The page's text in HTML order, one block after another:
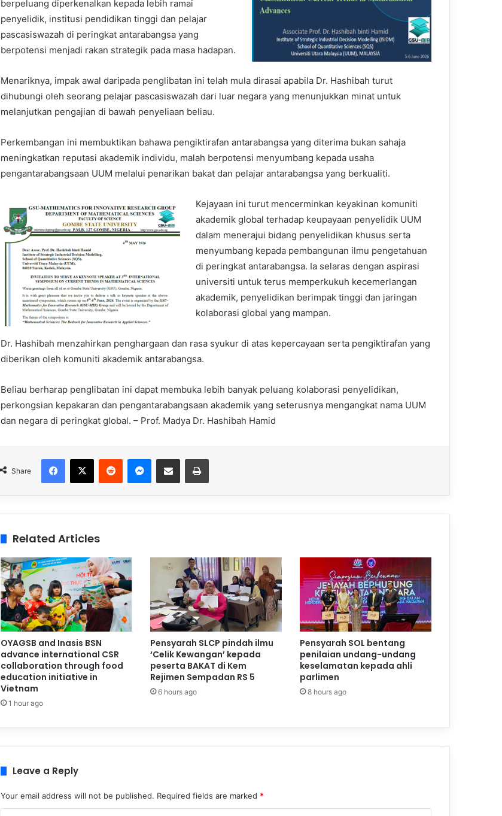
berpeluang diperkenalkan kepada lebih ramai
penyelidik, institusi pendidikan tinggi dan pelajar
pascasiswazah di peringkat antarabangsa yang
berpotensi menjadi rakan strategik pada masa hadapan.
Menariknya, impak awal daripada penglibatan ini telah mula dirasai apabila Dr. Hashibah turut
dihubungi oleh seorang pelajar pascasiswazah dari luar negara yang menunjukkan minat untuk
melanjutkan pengajian di bawah penyeliaan beliau.
Perkembangan ini membuktikan bahawa pengiktirafan antarabangsa yang diterima bukan sahaja
meningkatkan reputasi akademik individu, malah berpotensi menyumbang kepada usaha
pengantarabangsaan UUM melalui penarikan bakat dan pelajar antarabangsa yang berkualiti.
Kejayaan ini turut mencerminkan keyakinan komuniti
akademik global terhadap keupayaan penyelidik UUM
dalam menerajui bidang penyelidikan khusus serta
menyumbang kepada pembangunan ilmu pengetahuan
di peringkat antarabangsa. Ia selaras dengan aspirasi
universiti untuk terus memperkukuh kecemerlangan
akademik, penyelidikan berimpak tinggi dan jaringan
kolaborasi global yang mampan.
Dr. Hashibah menzahirkan penghargaan dan rasa syukur di atas kepercayaan serta pengiktirafan yang
diberikan oleh komuniti akademik antarabangsa.
Beliau berharap penglibatan ini dapat membuka lebih banyak peluang kolaborasi penyelidikan,
perkongsian kepakaran dan pengantarabangsaan akademik yang seterusnya mengangkat nama UUM
dan negara di peringkat global. – Prof. Madya Dr. Hashibah Hamid
Share
Related Articles
OYAGSB and Inasis BSN
advance international CSR
collaboration through food
education initiative in
Vietnam
1 hour ago
Pensyarah SLCP pindah ilmu
‘Celik Kewangan’ kepada
peserta BAKAT di Kem
Rejimen Sempadan RS 5
6 hours ago
Pensyarah SOL bentang
penilaian undang-undang
keselamatan kepada ahli
parlimen
8 hours ago
Leave a Reply
Your email address will not be published. Required fields are marked *